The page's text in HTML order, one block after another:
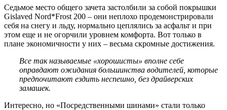
Седьмое место общего зачета застолбили за собой покрышки
Gislaved Nord*Frost 200 – они неплохо продемонстрировали
себя на снегу и льду, нормально цеплялись за асфальт и при
этом еще и не огорчили уровнем комфорта. Вот только в
плане экономичности у них – весьма скромные достижения.
Все так называемые «хорошисты» вполне себе
оправдают ожидания большинства водителей, которые
предпочитают ездить неспешно, без драйверских
замашек.
Интересно, но «Посредственными шинами» стали только